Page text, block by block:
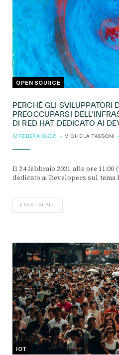
OPEN SOURCE
PERCHÉ GLI SVILUPPATORI
PREOCCUPARSI
DI RED HAT DEDICATO AI
12 FEBBRAIO 2021 MICHELA TASSONI
Il 24 febbraio 2021 alle ore 11:00
dedicato ai Developers sul tema
LEGGI DI PIÙ
IOT